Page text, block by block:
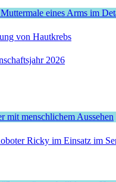
von Hautkrebs
2026
Ricky im Einsatz im